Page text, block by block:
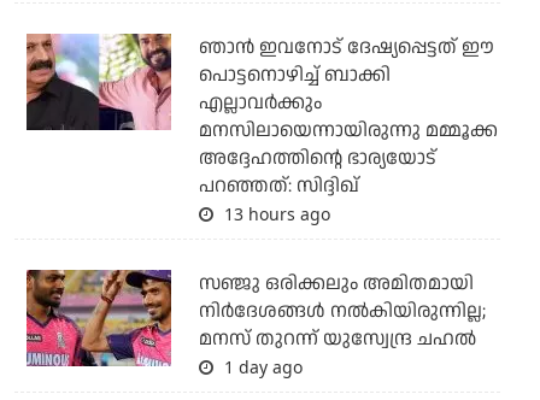
ഞാന്‍ ഇവനോട് ദേഷ്യപ്പെട്ടത് ഈ
പൊട്ടനൊഴിച്ച് ബാക്കി
എല്ലാവര്‍ക്കും
മനസിലായെന്നായിരുന്നു മമ്മൂക്ക
അദ്ദേഹത്തിന്റെ ഭാര്യയോട്
പറഞ്ഞത്: സിദ്ദിഖ്
13 hours ago
സഞ്ജു ഒരിക്കലും അമിതമായി
നിര്‍ദേശങ്ങള്‍ നല്‍കിയിരുന്നില്ല;
മനസ് തുറന്ന് യുസ്വേന്ദ്ര ചഹല്‍
1 day ago